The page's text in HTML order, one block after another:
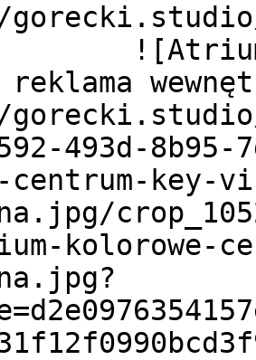
![Atrium
493d-
centrum-key-
kolorowe-